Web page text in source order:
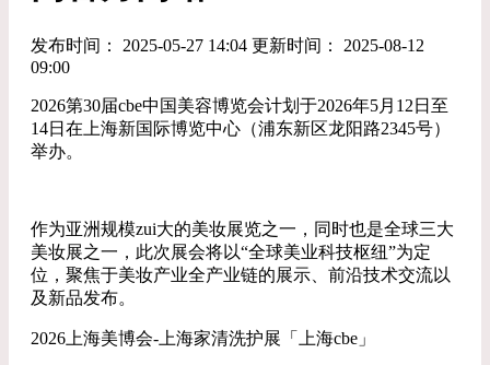
发布时间： 2025-05-27 14:04 更新时间： 2025-08-12
09:00
2026第30届cbe中国美容博览会计划于2026年5月12日至
14日在上海新国际博览中心（浦东新区龙阳路2345号）
举办。
作为亚洲规模zui大的美妆展览之一，同时也是全球三大
美妆展之一，此次展会将以“全球美业科技枢纽”为定
位，聚焦于美妆产业全产业链的展示、前沿技术交流以
及新品发布。
2026上海美博会-上海家清洗护展「上海cbe」